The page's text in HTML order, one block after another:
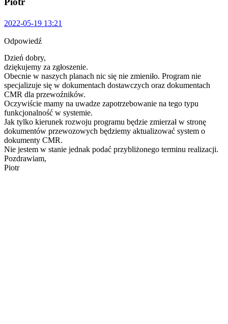
2022-05-19 13:21
Odpowiedź
Dzień dobry,
dziękujemy za zgłoszenie.
Obecnie w naszych planach nic się nie zmieniło. Program nie
specjalizuje się w dokumentach dostawczych oraz dokumentach
CMR dla przewoźników.
Oczywiście mamy na uwadze zapotrzebowanie na tego typu
funkcjonalność w systemie.
Jak tylko kierunek rozwoju programu będzie zmierzał w stronę
dokumentów przewozowych będziemy aktualizować system o
dokumenty CMR.
Nie jestem w stanie jednak podać przybliżonego terminu realizacji.
Pozdrawiam,
Piotr